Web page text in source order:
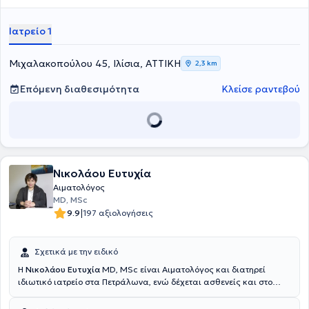
Ιατρείο 1
Μιχαλακοπούλου 45, Ιλίσια, ΑΤΤΙΚΗ 2,3 km
Επόμενη διαθεσιμότητα Κλείσε ραντεβού
Νικολάου Ευτυχία
Αιματολόγος
MD, MSc
9.9|197 αξιολογήσεις
Σχετικά με την ειδικό
Η Νικολάου Ευτυχία MD, MSc είναι Αιματολόγος και διατηρεί
ιδιωτικό ιατρείο στα Πετράλωνα, ενώ δέχεται ασθενείς και στο
Είναι Υποψήφια Διδάκτωρ της Ιατρικής Σχολής του Εθνικού και